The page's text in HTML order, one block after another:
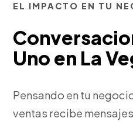
EL IMPACTO EN TU
Uno en La
Pensando en tu
ventas recibe